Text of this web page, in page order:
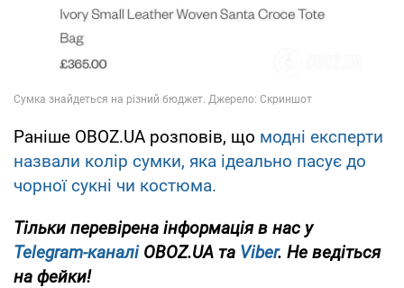
Раніше OBOZ.UA розповів, що модні експерти
назвали колір сумки, яка ідеально пасує до
чорної сукні чи костюма.
Тільки перевірена інформація в нас у
Telegram-каналіOBOZ.UA та Viber. Не ведіться
на фейки!